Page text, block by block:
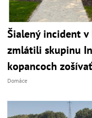
Šialený incident
zmlátili skupinu
kopancoch
Domáce